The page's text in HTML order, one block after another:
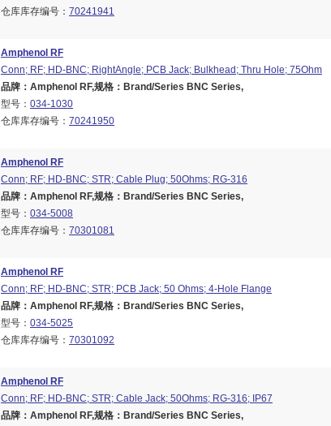
仓库库存编号： 70241941
Amphenol RF
Conn; RF; HD-BNC; RightAngle; PCB Jack; Bulkhead; Thru Hole; 75Ohm
品牌：Amphenol RF,规格：Brand/Series BNC Series,
型号： 034-1030
仓库库存编号： 70241950
Amphenol RF
Conn; RF; HD-BNC; STR; Cable Plug; 50Ohms; RG-316
品牌：Amphenol RF,规格：Brand/Series BNC Series,
型号： 034-5008
仓库库存编号： 70301081
Amphenol RF
Conn; RF; HD-BNC; STR; PCB Jack; 50 Ohms; 4-Hole Flange
品牌：Amphenol RF,规格：Brand/Series BNC Series,
型号： 034-5025
仓库库存编号： 70301092
Amphenol RF
Conn; RF; HD-BNC; STR; Cable Jack; 50Ohms; RG-316; IP67
品牌：Amphenol RF,规格：Brand/Series BNC Series,